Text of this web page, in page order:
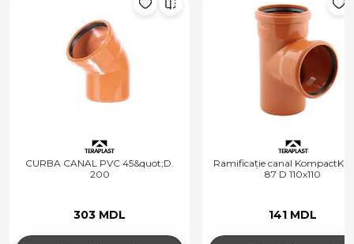
CURBA CANAL PVC 45&quot;D.
200
303 MDL
Ramificație canal KompactKit
87 D 110x110
141 MDL